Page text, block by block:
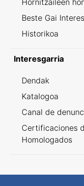
Hornitzaileen
Beste Gai
Historikoa
Interesgarria
Dendak
Katalogoa
Canal de
Certificaciones
Homologados